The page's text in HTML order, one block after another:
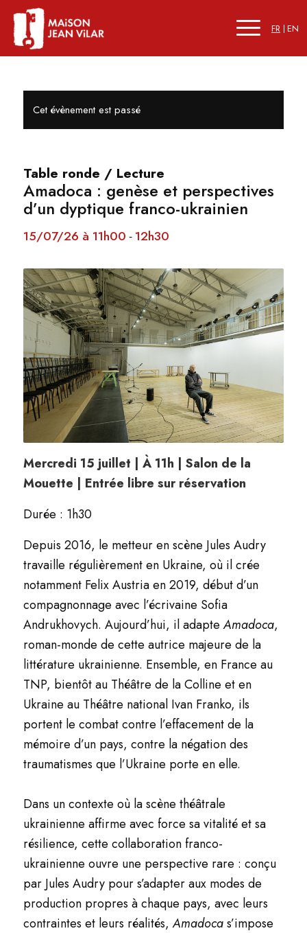
FR EN
Cet évènement est passé
Table ronde / Lecture
Amadoca : genèse et perspectives
d’un dyptique franco-ukrainien
15/07/26 à 11h00 - 12h30
Mercredi 15 juillet | À 11h | Salon de la
Mouette | Entrée libre sur réservation
Durée : 1h30
Depuis 2016, le metteur en scène Jules Audry
travaille régulièrement en Ukraine, où il crée
notamment Felix Austria en 2019, début d’un
compagnonnage avec l’écrivaine Sofia
Andrukhovych. Aujourd’hui, il adapteAmadoca,
roman-monde de cette autrice majeure de la
littérature ukrainienne. Ensemble, en France au
TNP, bientôt au Théâtre de la Colline et en
Ukraine au Théâtre national Ivan Franko, ils
portent le combat contre l’effacement de la
mémoire d’un pays, contre la négation des
traumatismes que l’Ukraine porte en elle.
Dans un contexte où la scène théâtrale
ukrainienne affirme avec force sa vitalité et sa
résilience, cette collaboration franco-
ukrainienne ouvre une perspective rare : conçu
par Jules Audry pour s’adapter aux modes de
production propres à chaque pays, avec leurs
contraintes et leurs réalités,Amadocas’impose